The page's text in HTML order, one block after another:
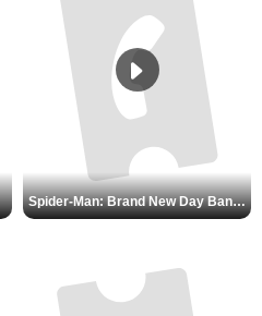
Spider-Man: Brand New Day Bande-annonce VO STFR